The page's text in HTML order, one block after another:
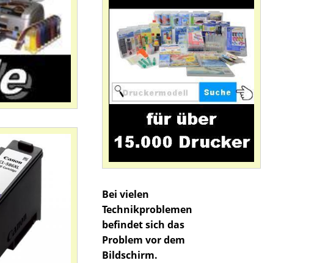
Bei vielen
Technikproblemen
befindet sich das
Problem vor dem
Bildschirm.